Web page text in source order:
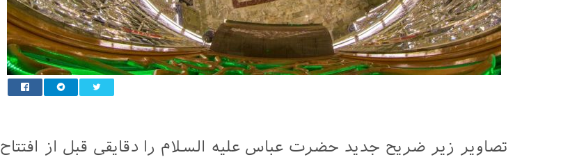
تصاویر زیر ضریح جدید حضرت عباس علیه السلام را دقایقی قبل از افتتاح